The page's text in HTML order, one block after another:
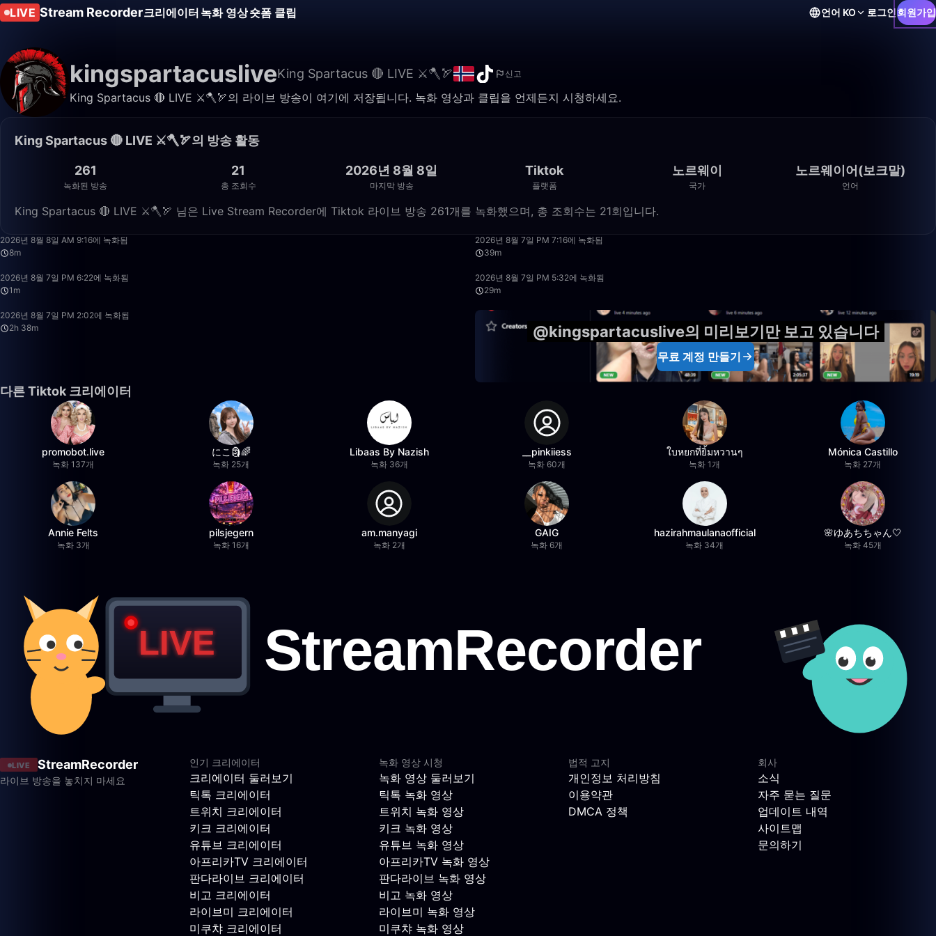
LIVE Stream Recorder크리에이터 녹화 영상숏폼 클립 언어 KO 로그인회원가입
kingspartacusliveKing Spartacus 🔴 LIVE ⚔️🪓🏹 신고
King Spartacus 🔴 LIVE ⚔️🪓🏹의 라이브 방송이 여기에 저장됩니다. 녹화 영상과 클립을 언제든지 시청하세요.
King Spartacus 🔴 LIVE ⚔️🪓🏹의 방송 활동
261
녹화된 방송
21
총 조회수
2026년 8월 8일
마지막 방송
Tiktok
플랫폼
노르웨이
국가
노르웨이어(보크말)
언어
King Spartacus 🔴 LIVE ⚔️🪓🏹 님은 Live Stream Recorder에 Tiktok 라이브 방송 261개를 녹화했으며, 총 조회수는 21회입니다.
2026년 8월 8일 AM 9:16에 녹화됨
8m
2026년 8월 7일 PM 7:16에 녹화됨
39m
2026년 8월 7일 PM 6:22에 녹화됨
1m
2026년 8월 7일 PM 5:32에 녹화됨
29m
2026년 8월 7일 PM 2:02에 녹화됨
2h 38m
@kingspartacuslive의 미리보기만 보고 있습니다
무료 계정 만들기
다른 Tiktok 크리에이터
promobot.live
녹화 137개
にこ🗿🌈
녹화 25개
Libaas By Nazish
녹화 36개
__pinkiiess
녹화 60개
ใบหยกที่ยิ้มหวานๆ
녹화 1개
Mónica Castillo
녹화 27개
Annie Felts
녹화 3개
pilsjegern
녹화 16개
am.manyagi
녹화 2개
GAIG
녹화 6개
hazirahmaulanaofficial
녹화 34개
🌸ゆあちちゃん🤍
녹화 45개
LIVE StreamRecorder
라이브 방송을 놓치지 마세요
인기 크리에이터
크리에이터 둘러보기
틱톡 크리에이터
트위치 크리에이터
키크 크리에이터
유튜브 크리에이터
아프리카TV 크리에이터
판다라이브 크리에이터
비고 크리에이터
라이브미 크리에이터
미쿠챠 크리에이터
녹화 영상 시청
녹화 영상 둘러보기
틱톡 녹화 영상
트위치 녹화 영상
키크 녹화 영상
유튜브 녹화 영상
아프리카TV 녹화 영상
판다라이브 녹화 영상
비고 녹화 영상
라이브미 녹화 영상
미쿠챠 녹화 영상
법적 고지
개인정보 처리방침
이용약관
DMCA 정책
회사
소식
자주 묻는 질문
업데이트 내역
사이트맵
문의하기